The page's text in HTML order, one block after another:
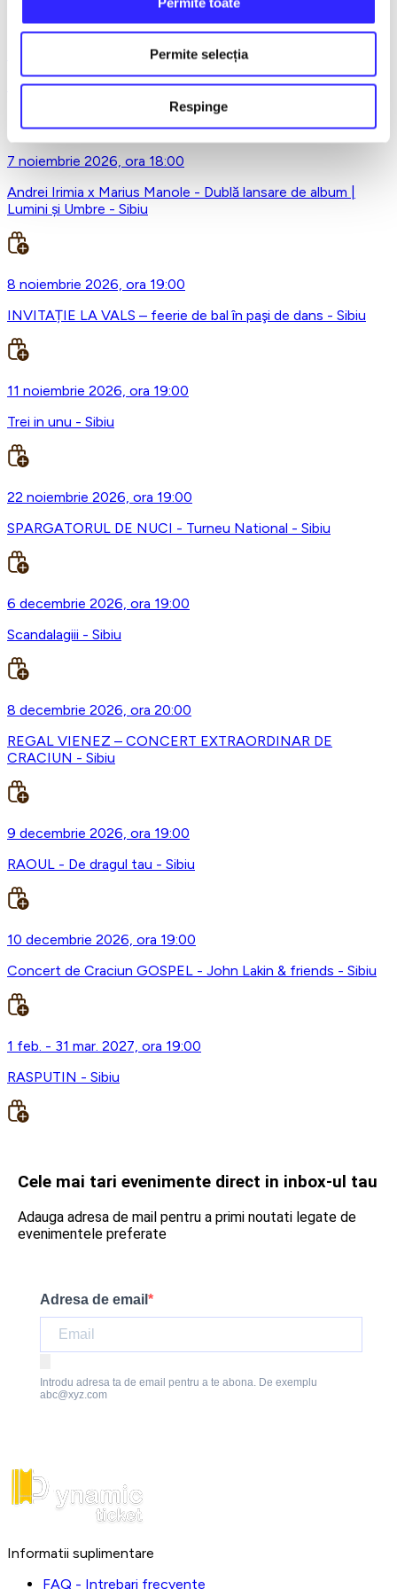
Permite selecția
Respinge
3 noiembrie 2026, ora 19:00
ROMEO SI JULIETA - Sibiu
7 noiembrie 2026, ora 18:00
Andrei Irimia x Marius Manole - Dublă lansare de album |
Lumini și Umbre - Sibiu
8 noiembrie 2026, ora 19:00
INVITAȚIE LA VALS – feerie de bal în paşi de dans - Sibiu
11 noiembrie 2026, ora 19:00
Trei in unu - Sibiu
22 noiembrie 2026, ora 19:00
SPARGATORUL DE NUCI - Turneu National - Sibiu
6 decembrie 2026, ora 19:00
Scandalagiii - Sibiu
8 decembrie 2026, ora 20:00
REGAL VIENEZ – CONCERT EXTRAORDINAR DE
CRACIUN - Sibiu
9 decembrie 2026, ora 19:00
RAOUL - De dragul tau - Sibiu
10 decembrie 2026, ora 19:00
Concert de Craciun GOSPEL - John Lakin & friends - Sibiu
1 feb. - 31 mar. 2027, ora 19:00
RASPUTIN - Sibiu
Cele mai tari evenimente direct in inbox-ul tau
Adauga adresa de mail pentru a primi noutati legate de
evenimentele preferate
Adresa de email
Introdu adresa ta de email pentru a te abona. De exemplu
abc@xyz.com
Informatii suplimentare
FAQ - Intrebari frecvente